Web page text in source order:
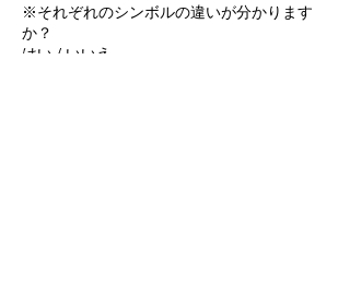
※それぞれのシンボルの違いが分かります
か？
はい / いいえ